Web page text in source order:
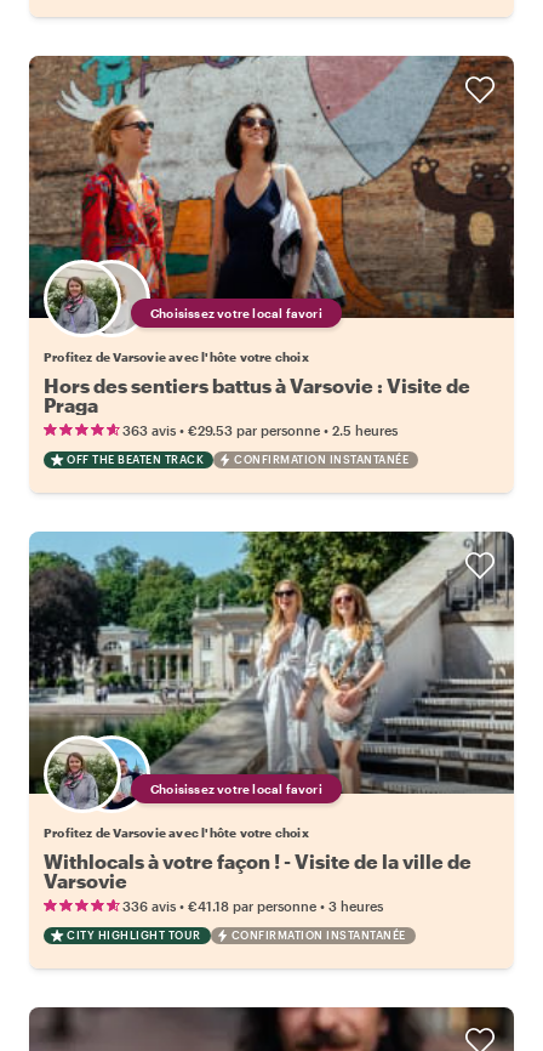
Choisissez votre local favori
Profitez de Varsovie avec l'hôte votre choix
Hors des sentiers battus à Varsovie : Visite de
Praga
363 avis • €29.53 par personne • 2.5 heures
OFF THE BEATEN TRACK CONFIRMATION INSTANTANÉE
Choisissez votre local favori
Profitez de Varsovie avec l'hôte votre choix
Withlocals à votre façon ! - Visite de la ville de
Varsovie
336 avis • €41.18 par personne • 3 heures
CITY HIGHLIGHT TOUR CONFIRMATION INSTANTANÉE